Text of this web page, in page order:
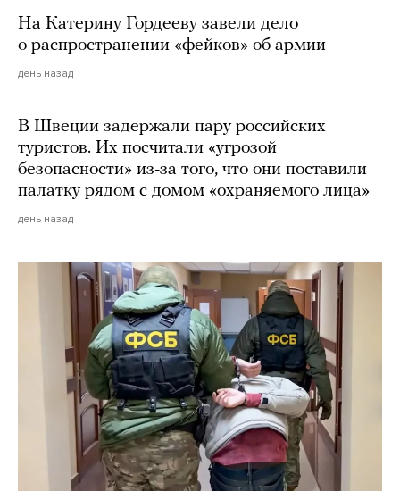
На Катерину Гордееву завели дело
о распространении «фейков» об армии
день назад
В Швеции задержали пару российских
туристов. Их посчитали «угрозой
безопасности» из-за того, что они поставили
палатку рядом с домом «охраняемого лица»
день назад